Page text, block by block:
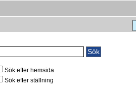
Sök efter hemsida
Sök efter ställning